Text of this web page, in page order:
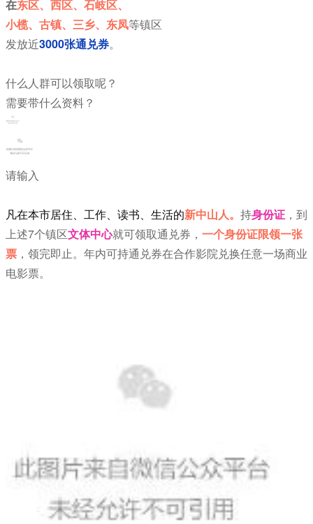
在东区、西区、石岐区、
小榄、古镇、三乡、东凤等镇区
发放近3000张通兑券。
什么人群可以领取呢？
需要带什么资料？
请输入
凡在本市居住、工作、读书、生活的新中山人。 持身份证 ，到
上述7个镇区文体中心就可领取通兑券， 一个身份证限领一张
票 ，领完即止。年内可持通兑券在合作影院兑换任意一场商业
电影票。